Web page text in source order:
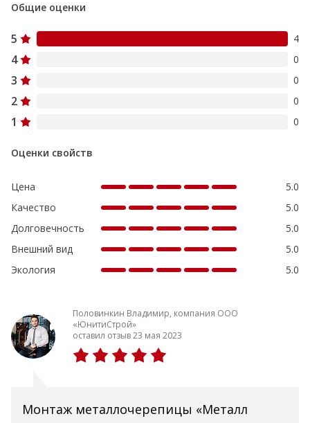
Общие оценки
5 4
4 0
3 0
2 0
1 0
Оценки свойств
Цена
5.0
Качество
5.0
Долговечность
5.0
Внешний вид
5.0
Экология
5.0
Половинкин Владимир, компания ООО
«ЮнитиСтрой»
оставил отзыв 23 мая 2023
Монтаж металлочерепицы «Металл